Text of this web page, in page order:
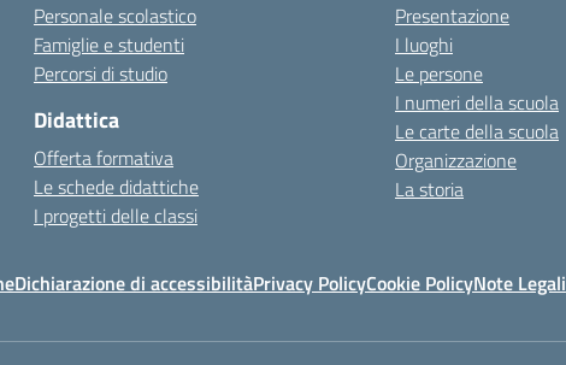
Personale scolastico
Famiglie e studenti
Percorsi di studio
Didattica
Offerta formativa
Le schede didattiche
I progetti delle classi
Presentazione
I luoghi
Le persone
I numeri della scuola
Le carte della scuola
Organizzazione
La storia
Dichiarazione di accessibilitàPrivacy PolicyCookie PolicyNote Legali